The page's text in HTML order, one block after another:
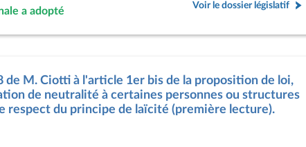
a adopté
Voir le dossier législatif
de M. Ciotti à l'article 1er bis de la proposition de loi,
de neutralité à certaines personnes ou structures
respect du principe de laïcité (première lecture).